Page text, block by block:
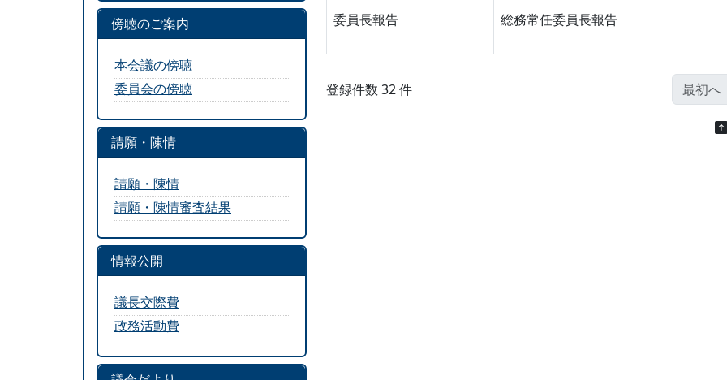
委員長報告 総務常任委員長報告
登録件数 32 件 最初へ
傍聴のご案内
本会議の傍聴
委員会の傍聴
請願・陳情
請願・陳情
請願・陳情審査結果
情報公開
議長交際費
政務活動費